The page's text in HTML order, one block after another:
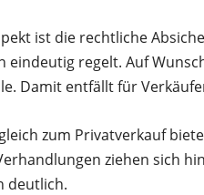
ist die rechtliche
eindeutig regelt. Auf
Damit entfällt für
zum Privatverkauf
ziehen sich
deutlich.